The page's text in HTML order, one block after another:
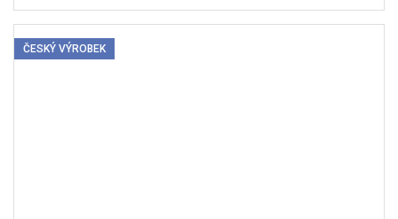
ČESKÝ VÝROBEK